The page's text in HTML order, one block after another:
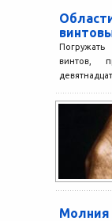
винтов,
Затем...